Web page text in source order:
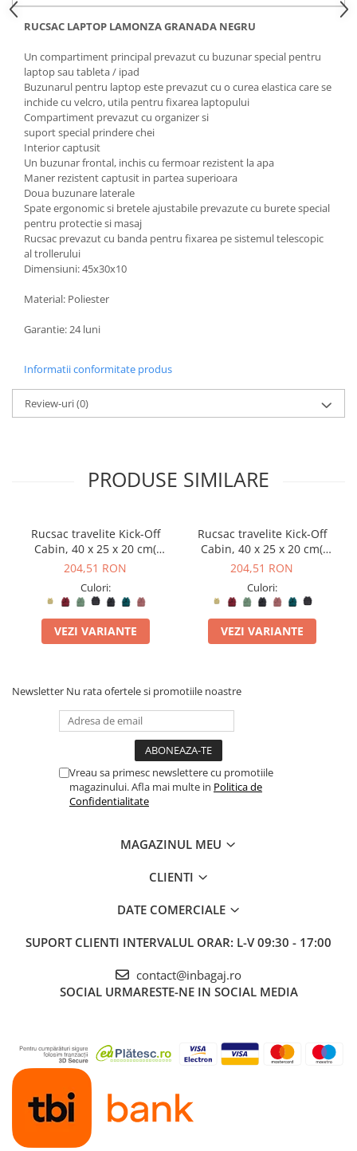
RUCSAC LAPTOP LAMONZA GRANADA NEGRU
Un compartiment principal prevazut cu buzunar special pentru
laptop sau tableta / ipad
Buzunarul pentru laptop este prevazut cu o curea elastica care se
inchide cu velcro, utila pentru fixarea laptopului
Compartiment prevazut cu organizer si
suport special prindere chei
Interior captusit
Un buzunar frontal, inchis cu fermoar rezistent la apa
Maner rezistent captusit in partea superioara
Doua buzunare laterale
Spate ergonomic si bretele ajustabile prevazute cu burete special
pentru protectie si masaj
Rucsac prevazut cu banda pentru fixarea pe sistemul telescopic
al trollerului
Dimensiuni: 45x30x10
Material: Poliester
Garantie: 24 luni
Informatii conformitate produs
Review-uri(0)
PRODUSE SIMILARE
Rucsac travelite Kick-Off
Cabin, 40 x 25 x 20 cm(
bagaj permis gratuit la
204,51 RON
Culori:
VEZI VARIANTE
Rucsac travelite Kick-Off
Cabin, 40 x 25 x 20 cm(
bagaj permis gratuit la
204,51 RON
Culori:
VEZI VARIANTE
Newsletter Nu rata ofertele si promotiile noastre
Vreau sa primesc newslettere cu promotiile
magazinului. Afla mai multe in Politica de
Confidentialitate
MAGAZINUL MEU
CLIENTI
DATE COMERCIALE
SUPORT CLIENTI INTERVALUL ORAR: L-V 09:30 - 17:00
contact@inbagaj.ro
SOCIAL URMARESTE-NE IN SOCIAL MEDIA